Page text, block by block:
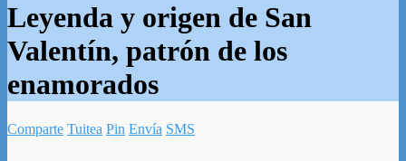
Leyenda y origen de San
Valentín, patrón de los
enamorados
Comparte Tuitea Pin Envía SMS